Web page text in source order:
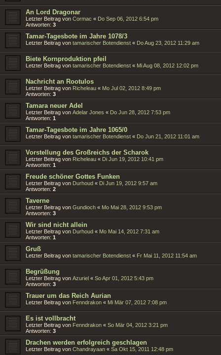
An Lord Dragonar
Letzter Beitrag von Cormac « Do Sep 06, 2012 6:54 pm
Antworten: 3
Tamar-Tagesbote im Jahre 1078/3
Letzter Beitrag von tamarischer Botendienst « Do Aug 23, 2012 11:29 am
Biete Kornproduktion pfeil
Letzter Beitrag von tamarischer Botendienst « Mi Aug 08, 2012 12:02 pm
Nachricht an Rootulos
Letzter Beitrag von Richeleau « Mo Jul 02, 2012 8:49 pm
Antworten: 3
Tamara neuer Adel
Letzter Beitrag von Adelar Jones « Do Jun 28, 2012 7:53 pm
Antworten: 1
Tamar-Tagesbote im Jahre 1065/0
Letzter Beitrag von tamarischer Botendienst « Do Jun 21, 2012 11:01 am
Vorstellung des Großreichs der Scharok
Letzter Beitrag von Richeleau « Di Jun 19, 2012 10:41 pm
Antworten: 1
Freude schöner Gottes Funken
Letzter Beitrag von Durhoud « Di Jun 19, 2012 9:57 am
Antworten: 2
Taverne
Letzter Beitrag von Gundioch « Mo Mai 28, 2012 9:53 pm
Antworten: 3
Wir sind nicht allein
Letzter Beitrag von Durhoud « Mo Mai 14, 2012 7:31 am
Antworten: 1
Gruß
Letzter Beitrag von tamarischer Botendienst « Fr Mai 11, 2012 11:54 am
Begrüßung
Letzter Beitrag von Azuriel « So Apr 01, 2012 5:43 pm
Antworten: 3
Trauer um das Reich Aurian
Letzter Beitrag von Fenndrakon « Mi Mär 07, 2012 7:08 pm
Es ist vollbracht
Letzter Beitrag von Fenndrakon « So Mär 04, 2012 3:21 pm
Antworten: 3
Drachen werden erfolgreich geschlagen
Letzter Beitrag von Chandrayaan « Sa Okt 15, 2011 12:48 pm